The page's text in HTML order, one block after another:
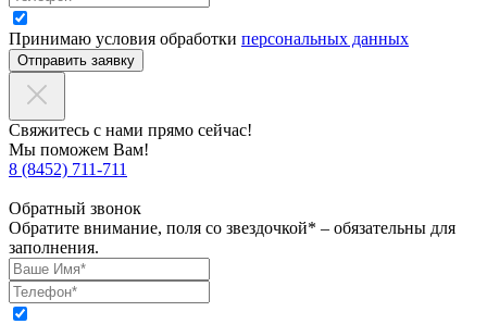
Принимаю условия обработки персональных данных
Отправить заявку
Свяжитесь с нами прямо сейчас!
Мы поможем Вам!
8 (8452) 711-711
Обратный звонок
Обратите внимание, поля со звездочкой* – обязательны для
заполнения.